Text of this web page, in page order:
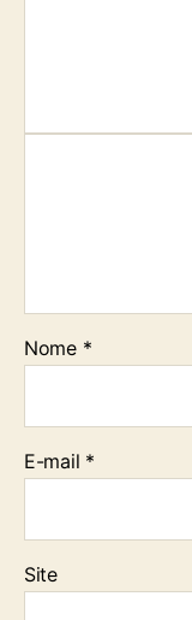
Nome *
E-mail *
Site